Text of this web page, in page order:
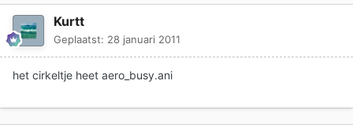
Kurtt
Geplaatst: 28 januari 2011
het cirkeltje heet aero_busy.ani